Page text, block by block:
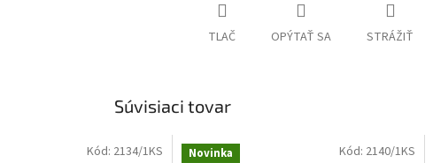
TLAČ OPÝTAŤ SA STRÁŽIŤ
Súvisiaci tovar
Kód: 2134/1KS
Novinka
Kód: 2140/1KS